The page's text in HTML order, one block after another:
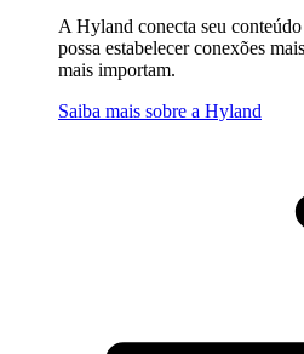
A Hyland conecta seu
possa estabelecer conexões
mais importam.
Saiba mais sobre a Hyland